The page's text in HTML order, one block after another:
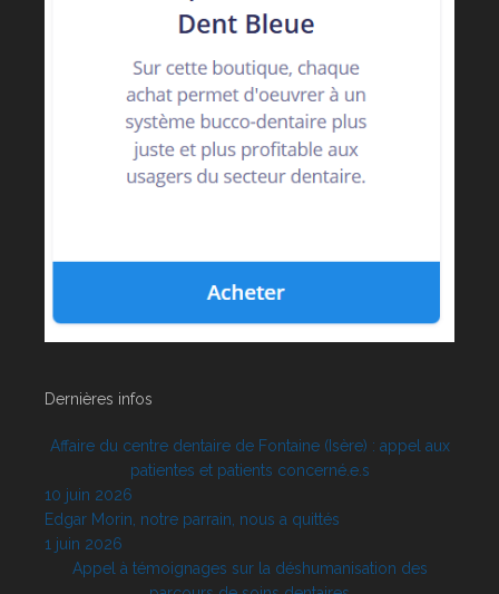
Dernières infos
Affaire du centre dentaire de Fontaine (Isère) : appel aux
patientes et patients concerné.e.s
10 juin 2026
Edgar Morin, notre parrain, nous a quittés
1 juin 2026
Appel à témoignages sur la déshumanisation des